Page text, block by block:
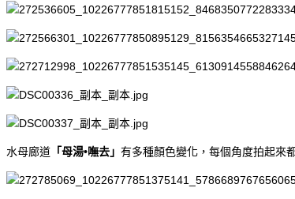
水母廊道 「母湯•嘸去」 有多種顏色變化，每個角度拍起來